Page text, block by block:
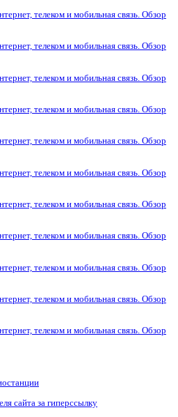
телеком и мобильная связь. Обзор
телеком и мобильная связь. Обзор
телеком и мобильная связь. Обзор
телеком и мобильная связь. Обзор
телеком и мобильная связь. Обзор
телеком и мобильная связь. Обзор
телеком и мобильная связь. Обзор
телеком и мобильная связь. Обзор
телеком и мобильная связь. Обзор
телеком и мобильная связь. Обзор
телеком и мобильная связь. Обзор
сайта за гиперссылку